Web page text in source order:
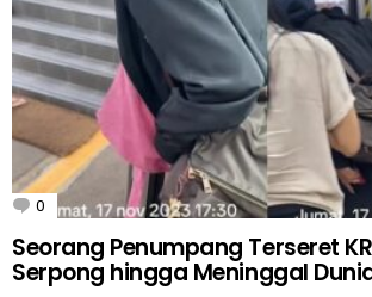
0 Comments
Seorang Penumpang Terseret
Serpong hingga Meninggal